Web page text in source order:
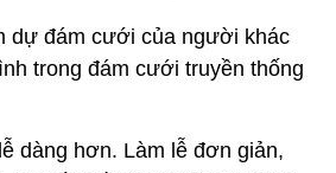
dự đám cưới của người khác
trong đám cưới truyền thống
dàng hơn. Làm lễ đơn giản,